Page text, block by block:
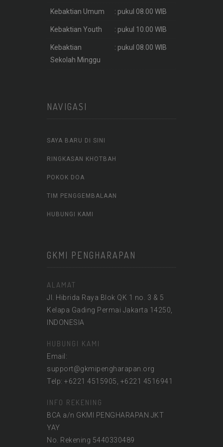
Kebaktian Umum : pukul 08.00 WIB
Kebaktian Youth : pukul 10.00 WIB
Kebaktian
Sekolah Minggu
: pukul 08.00 WIB
NAVIGASI
SAYA BARU DI SINI
RINGKASAN KHOTBAH
POKOK DOA
TIM PENGGEMBALAAN
HUBUNGI KAMI
GKMI PENGHARAPAN
ALAMAT
Jl. Hibrida Raya Blok QK 1 no. 3 & 5
Kelapa Gading Permai Jakarta 14250,
INDONESIA
HUBUNGI KAMI
Email:
support@gkmipengharapan.org
Telp: +6221 4515905, +6221 4516941
INFO REKENING
BCA a/n GKMI PENGHARAPAN JKT
YAY
No. Rekening 5440330489